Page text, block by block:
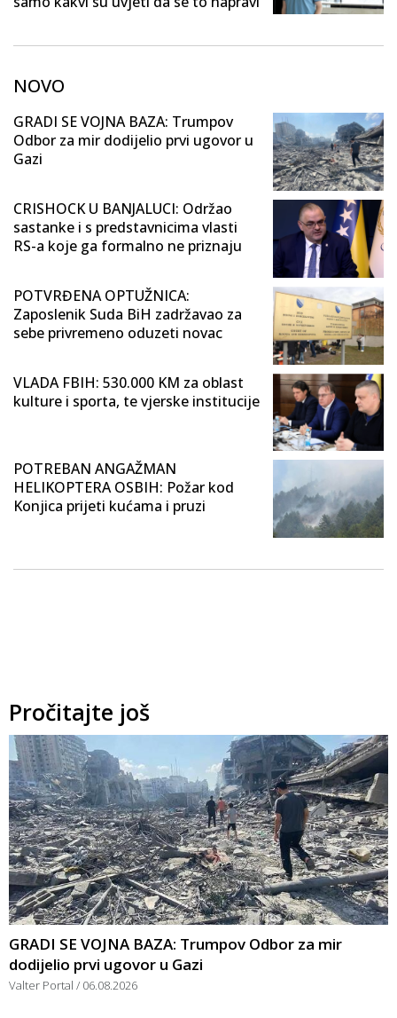
NOVO
GRADI SE VOJNA BAZA: Trumpov
Odbor za mir dodijelio prvi ugovor u
Gazi
CRISHOCK U BANJALUCI: Održao
sastanke i s predstavnicima vlasti
RS-a koje ga formalno ne priznaju
POTVRĐENA OPTUŽNICA:
Zaposlenik Suda BiH zadržavao za
sebe privremeno oduzeti novac
VLADA FBIH: 530.000 KM za oblast
kulture i sporta, te vjerske institucije
POTREBAN ANGAŽMAN
HELIKOPTERA OSBIH: Požar kod
Konjica prijeti kućama i pruzi
Pročitajte još
GRADI SE VOJNA BAZA: Trumpov Odbor za mir
dodijelio prvi ugovor u Gazi
Valter Portal 06.08.2026